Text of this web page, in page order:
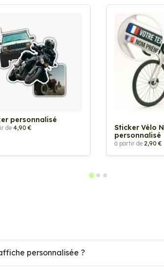
personnalisé
de 4,90 €
Sticker Vélo
personnalisé
à partir de 2,90 €
personnalisée ?